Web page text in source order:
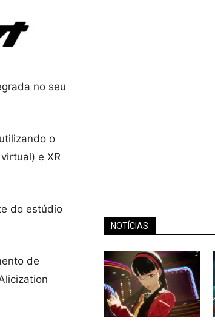
no seu
o
e XR
do estúdio
de
NOTÍCIAS